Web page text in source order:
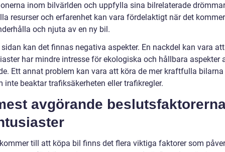
inom bilvärlden och uppfylla sina bilrelaterade
resurser och erfarenhet kan vara fördelaktigt när det
och njuta av en ny bil.
kan det finnas negativa aspekter. En nackdel kan vara
har mindre intresse för ekologiska och hållbara aspekter
Ett annat problem kan vara att köra de mer kraftfulla
inte beaktar trafiksäkerheten eller trafikregler.
avgörande
till att köpa bil finns det flera viktiga faktorer som